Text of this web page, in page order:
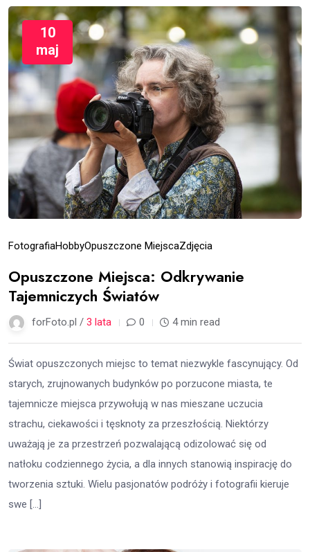
10
maj
FotografiaHobbyOpuszczone MiejscaZdjęcia
Opuszczone Miejsca: Odkrywanie
Tajemniczych Światów
forFoto.pl / 3 lata 0 4 min read
Świat opuszczonych miejsc to temat niezwykle fascynujący. Od
starych, zrujnowanych budynków po porzucone miasta, te
tajemnicze miejsca przywołują w nas mieszane uczucia
strachu, ciekawości i tęsknoty za przeszłością. Niektórzy
uważają je za przestrzeń pozwalającą odizolować się od
natłoku codziennego życia, a dla innych stanowią inspirację do
tworzenia sztuki. Wielu pasjonatów podróży i fotografii kieruje
swe […]